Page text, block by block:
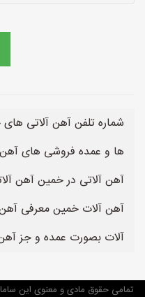
شماره تلفن آهن آلاتی
ها و عمده فروشی های آهن
آهن آلاتی در خمین آهن
آهن آلات خمین معرفی
آلات بصورت عمده و جز
تمامی حقوق مادی و معنوی این